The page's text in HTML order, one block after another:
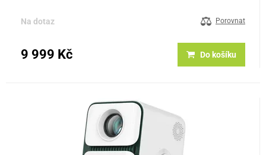
Na dotaz Porovnat
9 999 Kč Do košíku